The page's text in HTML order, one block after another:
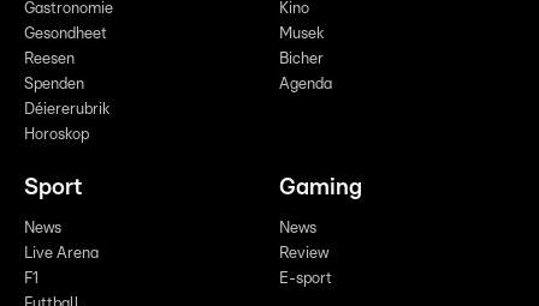
Gastronomie
Gesondheet
Reesen
Spenden
Déiererubrik
Horoskop
Kino
Musek
Bicher
Agenda
Sport
News
Live Arena
F1
Gaming
News
Review
E-sport